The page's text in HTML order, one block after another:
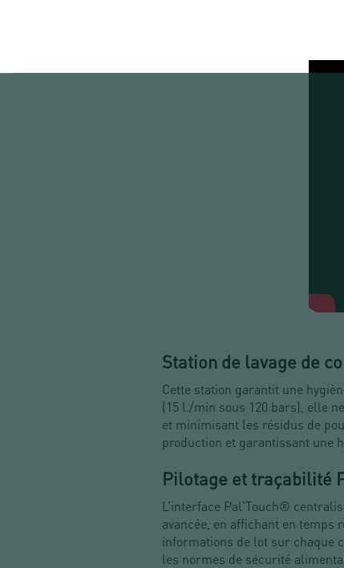
Station de lavage de
Cette station garantit une
(15 l./min sous 120 bars), elle
et minimisant les résidus de
production et garantissant une
Pilotage et traçabilité
L’interface Pal'Touch®
avancée, en affichant en
informations de lot sur chaque
les normes de sécurité